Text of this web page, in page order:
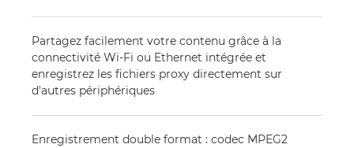
Partagez facilement votre contenu grâce à la
connectivité Wi-Fi ou Ethernet intégrée et
enregistrez les fichiers proxy directement sur
d'autres périphériques
Enregistrement double format : codec MPEG2